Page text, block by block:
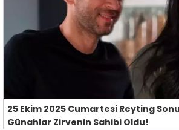
25 Ekim 2025 Cumartesi Reyting
Günahlar Zirvenin Sahibi Oldu!